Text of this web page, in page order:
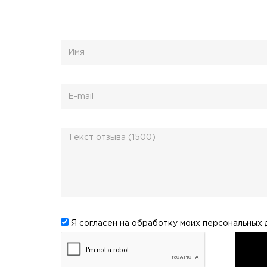
Я согласен на обработку моих персональных